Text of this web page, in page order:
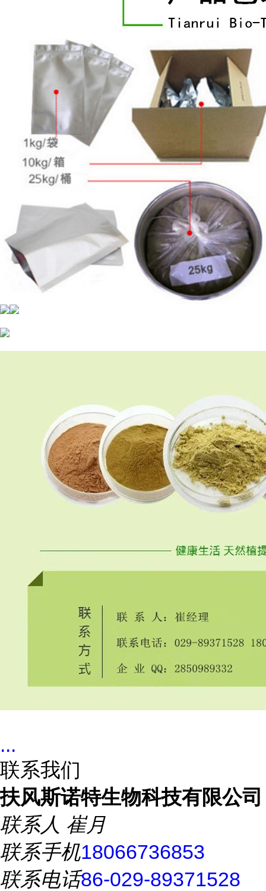
...
联系我们
扶风斯诺特生物科技有限公司
联系人 崔月
联系手机18066736853
联系电话86-029-89371528